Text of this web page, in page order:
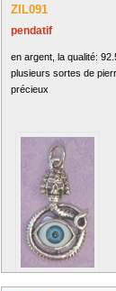
ZIL091
pendatif
en argent, la qualité:
plusieurs sortes de
précieux